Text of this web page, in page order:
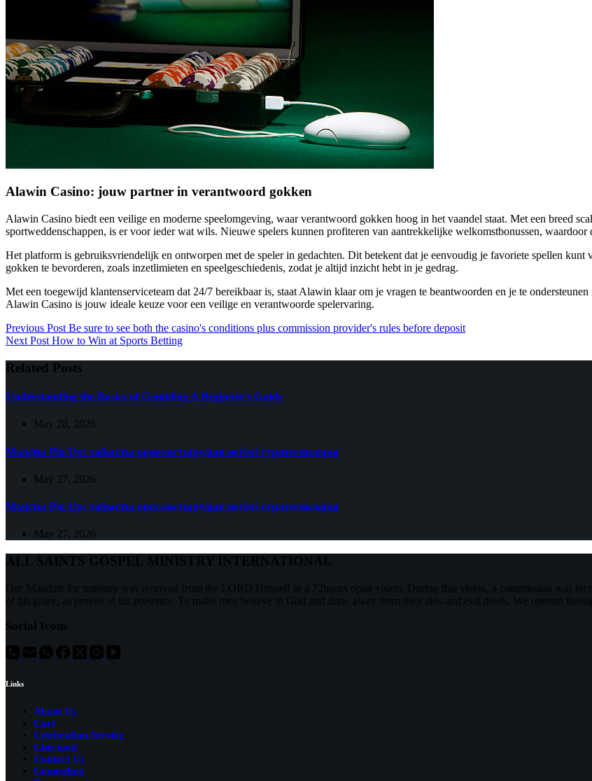
Alawin Casino: jouw partner in verantwoord gokken
Alawin Casino biedt een veilige en moderne speelomgeving, waar verantwoord gokken hoog in het vaandel staat. Met een breed
sportweddenschappen, is er voor ieder wat wils. Nieuwe spelers kunnen profiteren van aantrekkelijke welkomstbonussen, waardoor
Het platform is gebruiksvriendelijk en ontworpen met de speler in gedachten. Dit betekent dat je eenvoudig je favoriete spellen
gokken te bevorderen, zoals inzetlimieten en speelgeschiedenis, zodat je altijd inzicht hebt in je gedrag.
Met een toegewijd klantenserviceteam dat 24/7 bereikbaar is, staat Alawin klaar om je vragen te beantwoorden en je te
Alawin Casino is jouw ideale keuze voor een veilige en verantwoorde spelervaring.
Previous Post Be sure to see both the casino's conditions plus commission provider's rules before deposit
Next Post How to Win at Sports Betting
Related Posts
Understanding the Basics of Gambling A Beginner's Guide
May 28, 2026
Мықты Pin Up: табысты орналастырудың негізгі стратегиялары
May 27, 2026
Мықты Pin Up: табысты орналастырудың негізгі стратегиялары
May 27, 2026
ALL SAINTS GOSPEL MINISTRY INTERNATIONAL
Our Mandate for ministry was received from the LORD Himself in a 72hours open vision. During this vision, a commission was
of his grace, as proves of his presence. To make men believe in God and draw away from their sins and evil deeds. We operate
Social Icons
Links
About Us
Cart
Celebration Service
Checkout
Contact Us
Counseling